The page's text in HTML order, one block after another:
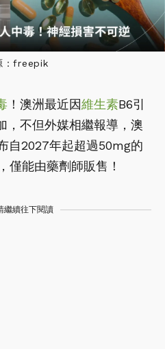
：freepik
！澳洲最近因維生素B6引
，不但外媒相繼報導，澳
自2027年起超過50mg的
僅能由藥劑師販售！
繼續往下閱讀